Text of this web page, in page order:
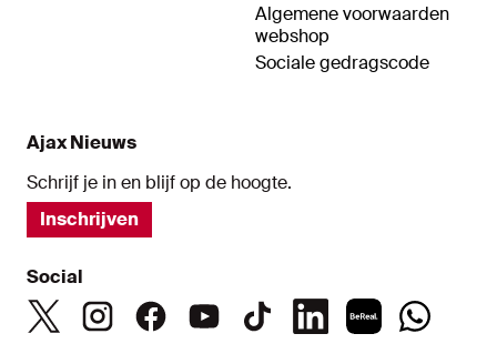
Algemene voorwaarden
webshop
Sociale gedragscode
Ajax Nieuws
Schrijf je in en blijf op de hoogte.
Inschrijven
Social